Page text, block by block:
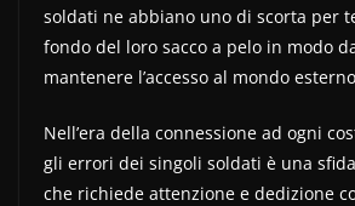
soldati ne abbiano uno di scorta per
fondo del loro sacco a pelo in modo
mantenere l’accesso al mondo
Nell’era della connessione ad ogni
gli errori dei singoli soldati è una
che richiede attenzione e dedizione